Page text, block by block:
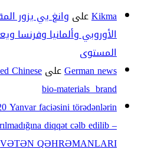
Kikmaعلى وانغ يي يزور
الأوروبي وألمانيا وفرنسا
المستوى
German newsعلىChinese
bio-materials brand
Yanvar faciəsini törədənlərin
diqqət cəlb edilib –
VƏTƏN QƏHRƏMANLARI